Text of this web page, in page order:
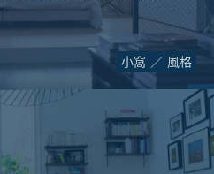
小窩 風格